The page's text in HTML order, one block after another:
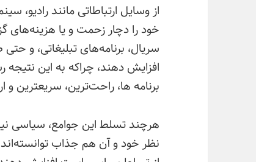
از وسایل ارتباطاتی مانند رادیو،
خود را دچار زحمت و یا هزینه‌‌های
سریال، برنامه‌‌های تبلیغاتی، و
افزایش دهند، چراکه به این
برنامه ها، راحت‌ترین، سریعترین و
هرچند تسلط این جوامع، سیاسی
نظر خود و آن هم جذاب